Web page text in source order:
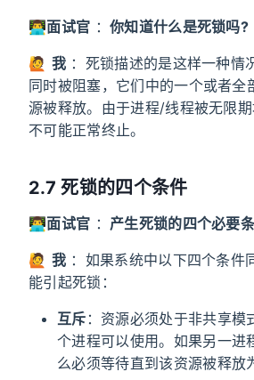
👨‍💻面试官 ： 你知道什么是死锁吗?
🙋 我：死锁描述的是这样一种情
同时被阻塞，它们中的一个或者全
源被释放。由于进程/线程被无限
不可能正常终止。
2.7 死锁的四个条件
👨‍💻面试官 ： 产生死锁的四个必要
🙋 我：如果系统中以下四个条件
能引起死锁：
互斥 ：资源必须处于非共享模
个进程可以使用。如果另一进
么必须等待直到该资源被释放